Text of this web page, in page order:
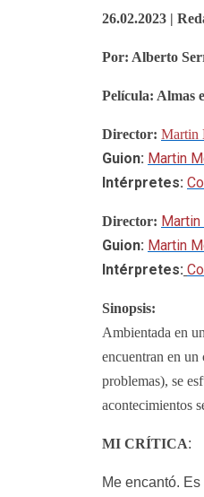
26.02.2023 |
Por: Alberto
Película: Almas
Director: Martin
Guion: Martin
Intérpretes:
Director: Martin
Guion: Martin
Intérpretes:
Sinopsis:
Ambientada en
encuentran en
problemas), se
acontecimientos
MI CRÍTICA:
Me encantó.